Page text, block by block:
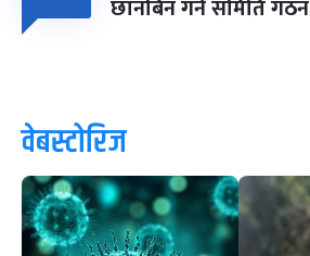
छानबिन गर्न समिति गठन
वेबस्टोरिज